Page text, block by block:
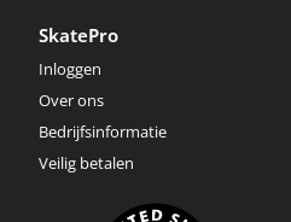
SkatePro
Inloggen
Over ons
Bedrijfsinformatie
Veilig betalen